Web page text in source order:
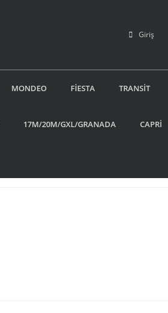
Giriş
MONDEO FİESTA TRANSİT
17M/20M/GXL/GRANADA CAPRİ